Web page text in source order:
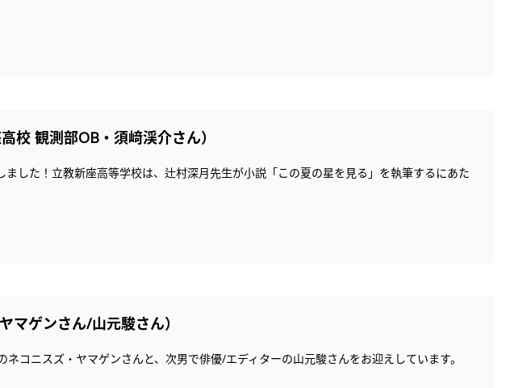
校 観測部OB・須﨑渓介さん）
した！立教新座高等学校は、辻村深月先生が小説「この夏の星を見る」を執筆するにあた
マゲンさん/山元駿さん）
コニスズ・ヤマゲンさんと、次男で俳優/エディターの山元駿さんをお迎えしています。